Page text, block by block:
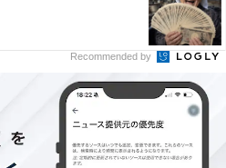
Recommended by